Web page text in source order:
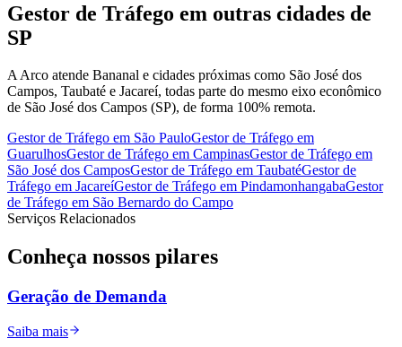
Gestor de Tráfego em outras cidades de
SP
A Arco atende Bananal e cidades próximas como São José dos
Campos, Taubaté e Jacareí, todas parte do mesmo eixo econômico
de São José dos Campos (SP), de forma 100% remota.
Gestor de Tráfego em São PauloGestor de Tráfego em
GuarulhosGestor de Tráfego em CampinasGestor de Tráfego em
São José dos CamposGestor de Tráfego em TaubatéGestor de
Tráfego em JacareíGestor de Tráfego em PindamonhangabaGestor
de Tráfego em São Bernardo do Campo
Serviços Relacionados
Conheça nossos pilares
Geração de Demanda
Saiba mais